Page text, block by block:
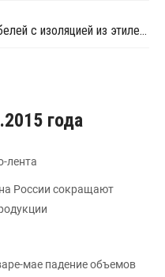
Сарансккабель освоит выпуск кабелей с изоляцией из этиленпропиленовой резины
года
лента
России сокращают
мае падение объемов